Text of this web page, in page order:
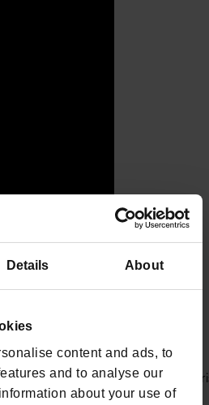
Details About
content and ads, to
and to analyse our
about your use of
panelista
bi Hrvatska bila bez ugostitelja?